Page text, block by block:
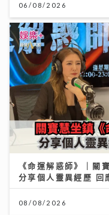
06/08/2026
《命運解惑師》｜關
分享個人靈異經歷 回
08/08/2026